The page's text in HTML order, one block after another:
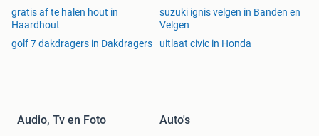
gratis af te halen hout in
Haardhout
suzuki ignis velgen in Banden en
Velgen
golf 7 dakdragers in Dakdragers
uitlaat civic in Honda
Audio, Tv en Foto Auto's